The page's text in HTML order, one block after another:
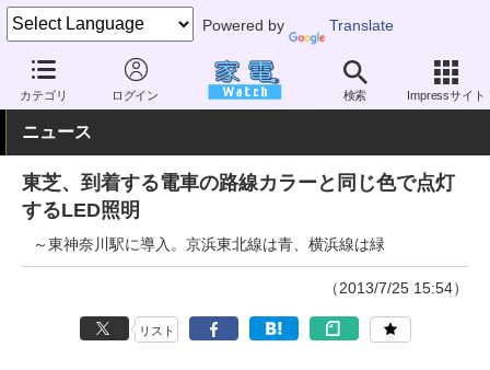
Powered by Translate
カテゴリ ログイン 検索 Impressサイト
家電 Watch 生活家電 照明器具 LED
ニュース
東芝、到着する電車の路線カラーと同じ色で点灯
するLED照明
～東神奈川駅に導入。京浜東北線は青、横浜線は緑
（2013/7/25 15:54）
リスト